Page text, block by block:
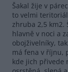
Šakal žije v
to velmi
zhruba 2,5 km2.
hlavně v noci a
obojživelníky,
má fena v říjnu,
kde jich přivede